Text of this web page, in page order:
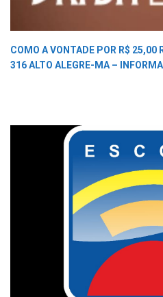
COMO A VONTADE POR R$ 25,00
316 ALTO ALEGRE-MA –